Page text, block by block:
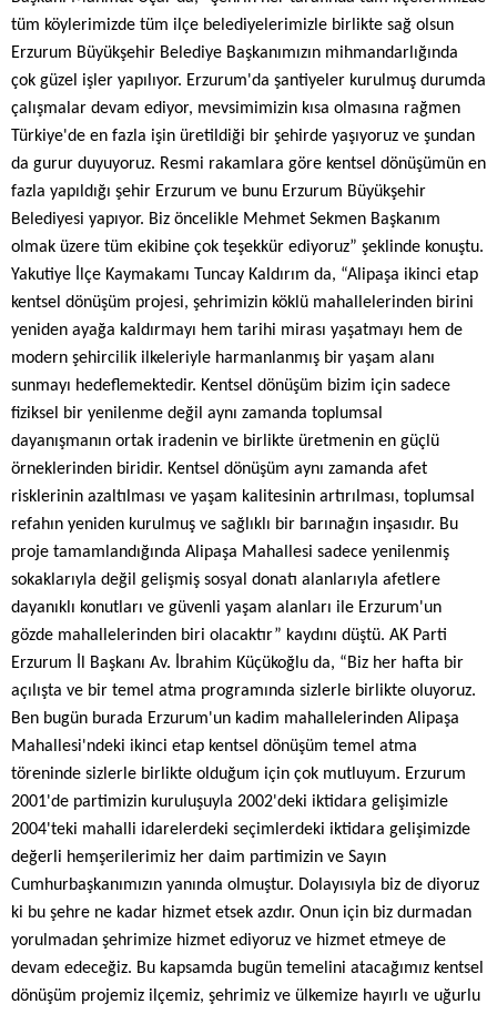
tüm köylerimizde tüm ilçe belediyelerimizle birlikte sağ olsun
Erzurum Büyükşehir Belediye Başkanımızın mihmandarlığında
çok güzel işler yapılıyor. Erzurum'da şantiyeler kurulmuş durumda
çalışmalar devam ediyor, mevsimimizin kısa olmasına rağmen
Türkiye'de en fazla işin üretildiği bir şehirde yaşıyoruz ve şundan
da gurur duyuyoruz. Resmi rakamlara göre kentsel dönüşümün en
fazla yapıldığı şehir Erzurum ve bunu Erzurum Büyükşehir
Belediyesi yapıyor. Biz öncelikle Mehmet Sekmen Başkanım
olmak üzere tüm ekibine çok teşekkür ediyoruz” şeklinde konuştu.
Yakutiye İlçe Kaymakamı Tuncay Kaldırım da, “Alipaşa ikinci etap
kentsel dönüşüm projesi, şehrimizin köklü mahallelerinden birini
yeniden ayağa kaldırmayı hem tarihi mirası yaşatmayı hem de
modern şehircilik ilkeleriyle harmanlanmış bir yaşam alanı
sunmayı hedeflemektedir. Kentsel dönüşüm bizim için sadece
fiziksel bir yenilenme değil aynı zamanda toplumsal
dayanışmanın ortak iradenin ve birlikte üretmenin en güçlü
örneklerinden biridir. Kentsel dönüşüm aynı zamanda afet
risklerinin azaltılması ve yaşam kalitesinin artırılması, toplumsal
refahın yeniden kurulmuş ve sağlıklı bir barınağın inşasıdır. Bu
proje tamamlandığında Alipaşa Mahallesi sadece yenilenmiş
sokaklarıyla değil gelişmiş sosyal donatı alanlarıyla afetlere
dayanıklı konutları ve güvenli yaşam alanları ile Erzurum'un
gözde mahallelerinden biri olacaktır” kaydını düştü. AK Parti
Erzurum İl Başkanı Av. İbrahim Küçükoğlu da, “Biz her hafta bir
açılışta ve bir temel atma programında sizlerle birlikte oluyoruz.
Ben bugün burada Erzurum'un kadim mahallelerinden Alipaşa
Mahallesi'ndeki ikinci etap kentsel dönüşüm temel atma
töreninde sizlerle birlikte olduğum için çok mutluyum. Erzurum
2001'de partimizin kuruluşuyla 2002'deki iktidara gelişimizle
2004'teki mahalli idarelerdeki seçimlerdeki iktidara gelişimizde
değerli hemşerilerimiz her daim partimizin ve Sayın
Cumhurbaşkanımızın yanında olmuştur. Dolayısıyla biz de diyoruz
ki bu şehre ne kadar hizmet etsek azdır. Onun için biz durmadan
yorulmadan şehrimize hizmet ediyoruz ve hizmet etmeye de
devam edeceğiz. Bu kapsamda bugün temelini atacağımız kentsel
dönüşüm projemiz ilçemiz, şehrimiz ve ülkemize hayırlı ve uğurlu